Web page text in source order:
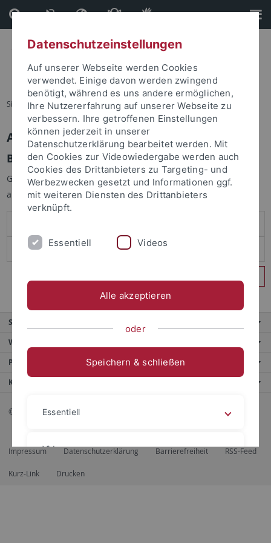
Direkt
zum
Inhalt
Direkt
zur
Fußleiste
Sie sind hier: Startseite
Anmelden
Benutzeranmeldung
Geben Sie Ihren Benutzernamen und Ihr Passwort an um sich
anzumelden:
Service
Weitere Angebote
Portale
Kontaktinfo
© 2026 Eberhard Karls Universität Tübingen, Tübingen
Impressum Datenschutzerklärung Barrierefreiheit RSS-Feed
Kurz-Link Drucken
Datenschutzeinstellungen
Auf unserer Webseite werden Cookies
verwendet. Einige davon werden zwingend
benötigt, während es uns andere ermöglichen,
Ihre Nutzererfahrung auf unserer Webseite zu
verbessern. Ihre getroffenen Einstellungen
können jederzeit in unserer
Datenschutzerklärung bearbeitet werden. Mit
den Cookies zur Videowiedergabe werden auch
Cookies des Drittanbieters zu Targeting- und
Werbezwecken gesetzt und Informationen ggf.
mit weiteren Diensten des Drittanbieters
verknüpft.
Essentiell Videos
Alle akzeptieren
oder
Speichern & schließen
Essentiell
Videos